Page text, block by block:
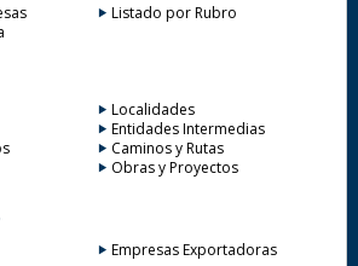
Listado por Rubro
Localidades
Entidades Intermedias
Caminos y Rutas
Obras y Proyectos
Empresas Exportadoras